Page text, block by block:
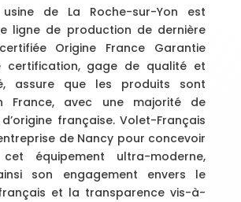
de La Roche-sur-Yon est
ligne de production de dernière
Origine France Garantie
certification, gage de qualité et
assure que les produits sont
France, avec une majorité de
française. Volet-Français
de Nancy pour concevoir
équipement ultra-moderne,
son engagement envers le
et la transparence vis-à-